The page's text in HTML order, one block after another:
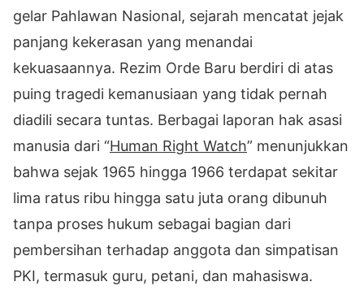
gelar Pahlawan Nasional, sejarah mencatat jejak
panjang kekerasan yang menandai
kekuasaannya. Rezim Orde Baru berdiri di atas
puing tragedi kemanusiaan yang tidak pernah
diadili secara tuntas. Berbagai laporan hak asasi
manusia dari “Human Right Watch” menunjukkan
bahwa sejak 1965 hingga 1966 terdapat sekitar
lima ratus ribu hingga satu juta orang dibunuh
tanpa proses hukum sebagai bagian dari
pembersihan terhadap anggota dan simpatisan
PKI, termasuk guru, petani, dan mahasiswa.